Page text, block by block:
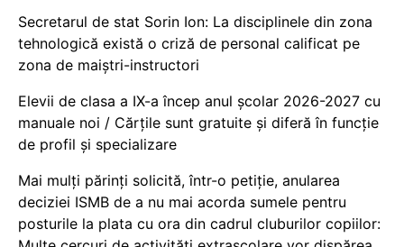
Secretarul de stat Sorin Ion: La disciplinele din zona
tehnologică există o criză de personal calificat pe
zona de maiștri-instructori
Elevii de clasa a IX-a încep anul școlar 2026-2027 cu
manuale noi / Cărțile sunt gratuite și diferă în funcție
de profil și specializare
Mai mulți părinți solicită, într-o petiție, anularea
deciziei ISMB de a nu mai acorda sumele pentru
posturile la plata cu ora din cadrul cluburilor copiilor: